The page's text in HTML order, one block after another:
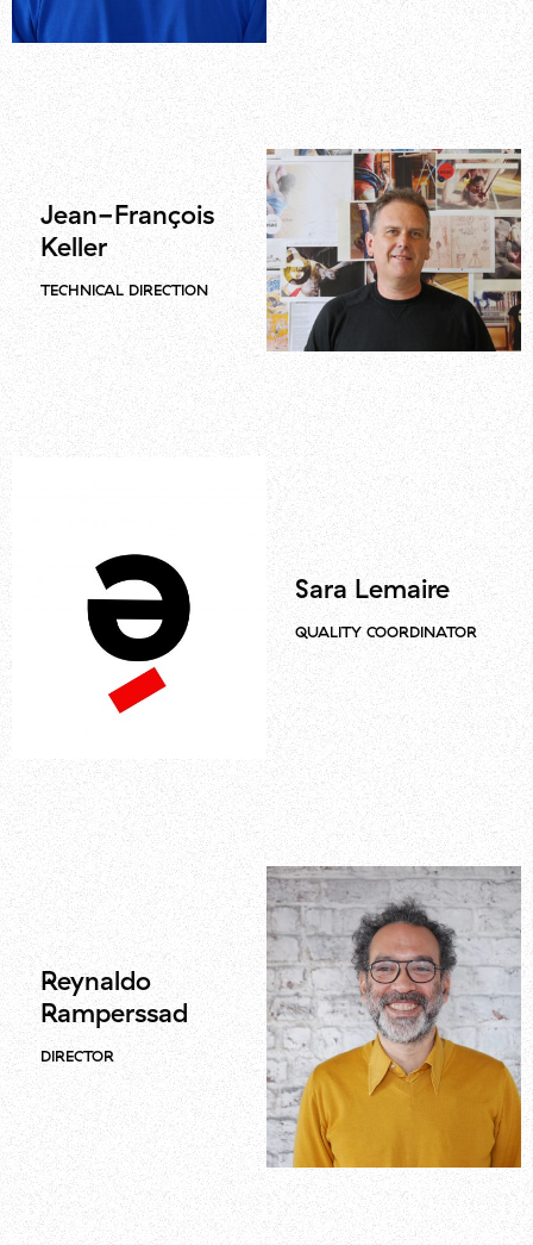
Jean-François
Keller
TECHNICAL DIRECTION
Sara Lemaire
QUALITY COORDINATOR
Reynaldo
Ramperssad
DIRECTOR